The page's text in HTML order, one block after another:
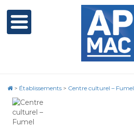
> Établissements > Centre culturel – Fumel